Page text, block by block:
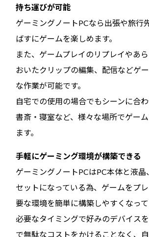
持ち運びが可能
ゲーミングノートPCなら出張や旅行
ばすにゲームを楽しめます。
また、ゲームプレイのリプレイやあ
おいたクリップの編集、配信などゲ
な作業が可能です。
自宅での使用の場合でもシーンに合
書斎・寝室など、様々な場所でゲー
ます。
手軽にゲーミング環境が構築できる
ゲーミングノートPCはPC本体と液晶
セットになっている為、ゲームをプ
要な環境を簡単に構築しやすくなって
必要なタイミングで好みのデバイス
で無駄なコストをかけることなく、